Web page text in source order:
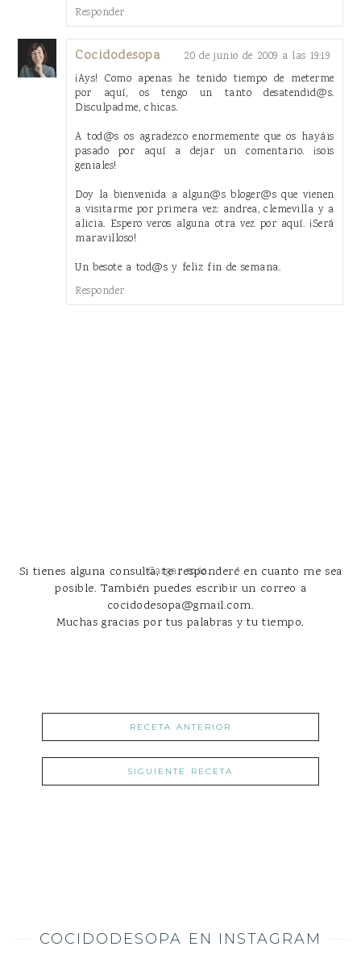
Responder
Cocidodesopa
20 de junio de 2009 a las 19:19
¡Ays! Como apenas he tenido tiempo de meterme
por aquí, os tengo un tanto desatendid@s.
Disculpadme, chicas.
A tod@s os agradezco enormemente que os hayáis
pasado por aquí a dejar un comentario. ¡sois
geniales!
Doy la bienvenida a algun@s bloger@s que vienen
a visitarme por primera vez: andrea, clemevilla y a
alicia. Espero veros alguna otra vez por aquí. ¡Será
maravilloso!
Un besote a tod@s y feliz fin de semana.
Responder
Cargar más...
Si tienes alguna consulta, te responderé en cuanto me sea
posible. También puedes escribir un correo a
cocidodesopa@gmail.com.
Muchas gracias por tus palabras y tu tiempo.
RECETA ANTERIOR
SIGUIENTE RECETA
COCIDODESOPA EN INSTAGRAM